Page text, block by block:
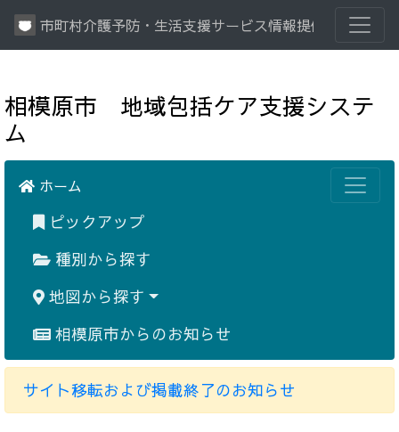
市町村介護予防・生活支援サービス情報提供システム
相模原市 地域包括ケア支援システ
ム
ホーム
ピックアップ
種別から探す
地図から探す
相模原市からのお知らせ
サイト移転および掲載終了のお知らせ